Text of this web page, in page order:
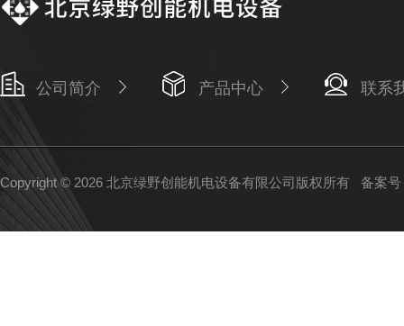
公司简介 产品中心 联系
Copyright © 2026 北京绿野创能机电设备有限公司版权所有 备案